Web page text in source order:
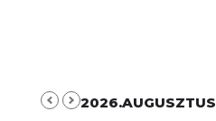
2026.AUGUSZTUS